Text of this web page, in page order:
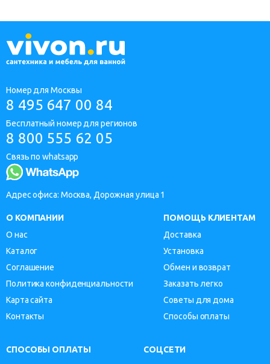
Номер для Москвы
8 495 647 00 84
Бесплатный номер для регионов
8 800 555 62 05
Связь по whatsapp
Адрес офиса: Москва, Дорожная улица 1
О КОМПАНИИ
О нас
Каталог
Соглашение
Политика конфиденциальности
Карта сайта
Контакты
ПОМОЩЬ КЛИЕНТАМ
Доставка
Установка
Обмен и возврат
Заказать легко
Советы для дома
Способы оплаты
СПОСОБЫ ОПЛАТЫ СОЦСЕТИ